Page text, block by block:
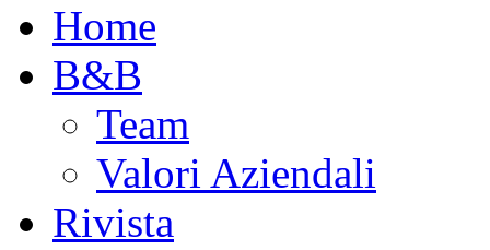
Home
B&B
Team
Valori Aziendali
Rivista